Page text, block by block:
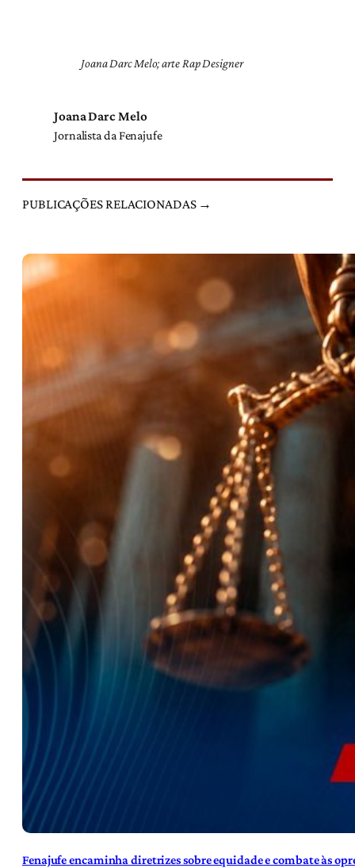
Joana Darc Melo; arte Rap Designer
Joana Darc Melo
Jornalista da Fenajufe
PUBLICAÇÕES RELACIONADAS →
Fenajufe encaminha diretrizes sobre equidade e combate às